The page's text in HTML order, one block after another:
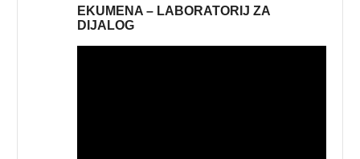
EKUMENA – LABORATORIJ ZA
DIJALOG